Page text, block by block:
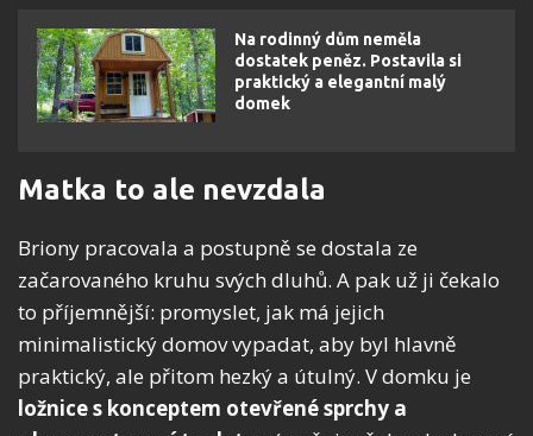
Na rodinný dům neměla
dostatek peněz. Postavila si
praktický a elegantní malý
domek
Matka to ale nevzdala
Briony pracovala a postupně se dostala ze
začarovaného kruhu svých dluhů. A pak už ji čekalo
to příjemnější: promyslet, jak má jejich
minimalistický domov vypadat, aby byl hlavně
praktický, ale přitom hezký a útulný. V domku je
ložnice s konceptem otevřené sprchy a